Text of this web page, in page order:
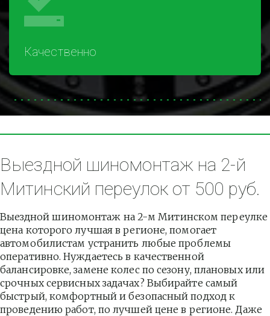
Качественно
Выездной шиномонтаж на 2-й
Митинский переулок от 500 руб.
Выездной шиномонтаж на 2-м Митинском переулке
цена которого лучшая в регионе, помогает
автомобилистам устранить любые проблемы
оперативно. Нуждаетесь в качественной
балансировке, замене колес по сезону, плановых или
срочных сервисных задачах? Выбирайте самый
быстрый, комфортный и безопасный подход к
проведению работ, по лучшей цене в регионе. Даже